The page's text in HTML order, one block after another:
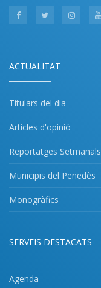
ACTUALITAT
Titulars del dia
Articles d'opinió
Reportatges Setmanals
Municipis del Penedès
Monogràfics
SERVEIS DESTACATS
Agenda